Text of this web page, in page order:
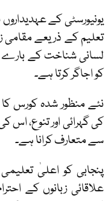
تعلیم کے ذریعے مقامی
لسانی شناخت کے
کو اجاگر کرتا ہے۔
نئے منظور شدہ کورس
کی گہرائی اور تنوع، اس
سے متعارف کرانا ہے۔
پنجابی کو اعلیٰ
علاقائی زبانوں کے